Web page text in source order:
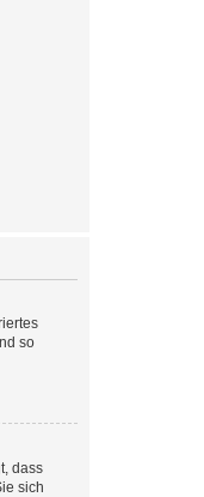
so
dass
sich